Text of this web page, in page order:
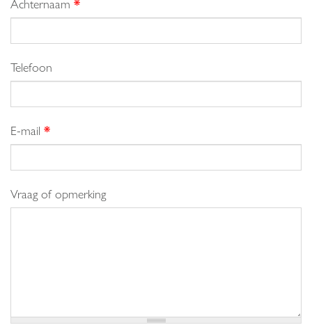
Telefoon
E-mail *
Vraag of opmerking